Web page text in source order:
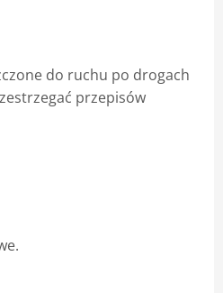
do ruchu po drogach
przepisów